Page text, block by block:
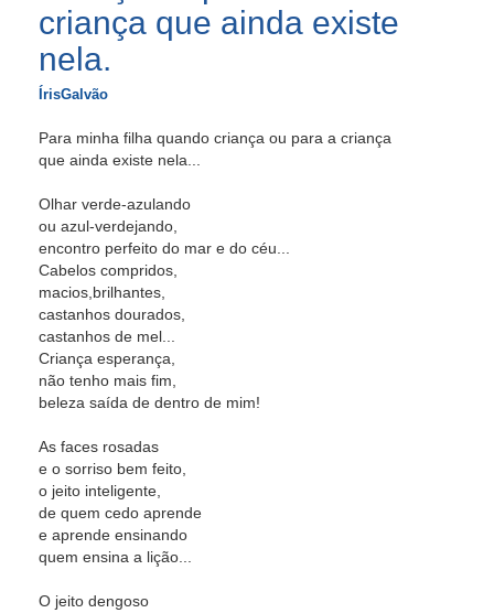
criança que ainda existe
nela.
ÍrisGalvão
Para minha filha quando criança ou para a criança
que ainda existe nela...
Olhar verde-azulando
ou azul-verdejando,
encontro perfeito do mar e do céu...
Cabelos compridos,
macios,brilhantes,
castanhos dourados,
castanhos de mel...
Criança esperança,
não tenho mais fim,
beleza saída de dentro de mim!
As faces rosadas
e o sorriso bem feito,
o jeito inteligente,
de quem cedo aprende
e aprende ensinando
quem ensina a lição...
O jeito dengoso